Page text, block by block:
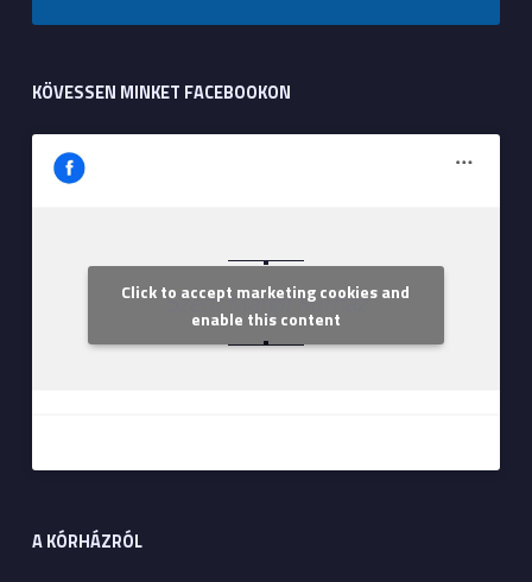
KÖVESSEN MINKET FACEBOOKON
Szent Margit Kórház
Click to accept marketing cookies and
enable this content
A KÓRHÁZRÓL